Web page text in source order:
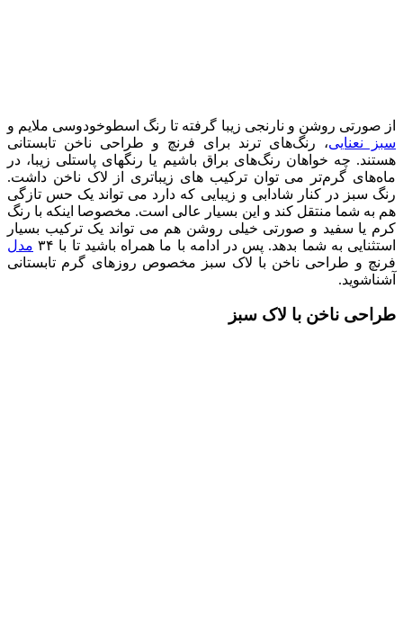
از صورتی روشن و نارنجی زیبا گرفته تا رنگ اسطوخودوسی ملایم و
سبز نعنایی، رنگ‌های ترند برای فرنچ و طراحی ناخن تابستانی
هستند. چه خواهان رنگ‌های براق باشیم یا رنگهای پاستلی زیبا، در
ماه‌های گرم‌تر می توان ترکیب های زیباتری از لاک ناخن داشت.
رنگ سبز در کنار شادابی و زیبایی که دارد می تواند یک حس تازگی
هم به شما منتقل کند و این بسیار عالی است. مخصوصا اینکه با رنگ
کرم یا سفید و صورتی خیلی روشن هم می تواند یک ترکیب بسیار
استثنایی به شما بدهد. پس در ادامه با ما همراه باشید تا با ۳۴
مدل
فرنچ و طراحی ناخن با لاک سبز مخصوص روزهای گرم تابستانی
آشناشوید.
طراحی ناخن با لاک سبز